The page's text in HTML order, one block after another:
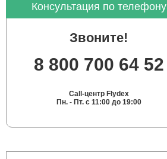
Консультация по телефону
Звоните!
8 800 700 64 52
Call-центр Flydex
Пн. - Пт. с 11:00 до 19:00